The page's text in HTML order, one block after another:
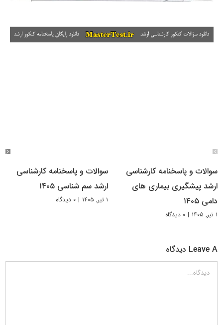
سوالات و پاسخنامه کارشناسی
ارشد پیشگیری بیماری های
دامی ۱۴۰۵
۱ تیر, ۱۴۰۵ | ۰ دیدگاه
سوالات و پاسخنامه کارشناسی
ارشد سم شناسی ۱۴۰۵
۱ تیر, ۱۴۰۵ | ۰ دیدگاه
Leave A دیدگاه
دیدگاه